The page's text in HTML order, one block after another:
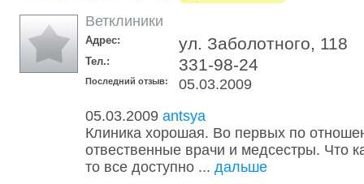
Ветклиники
Адрес: ул. Заболотного, 118
Тел.: 331-98-24
Последний отзыв:
05.03.2009
05.03.2009 antsya
Клиника хорошая. Во первых по
отвественные врачи и медсестры. Что
то все доступно ... дальше